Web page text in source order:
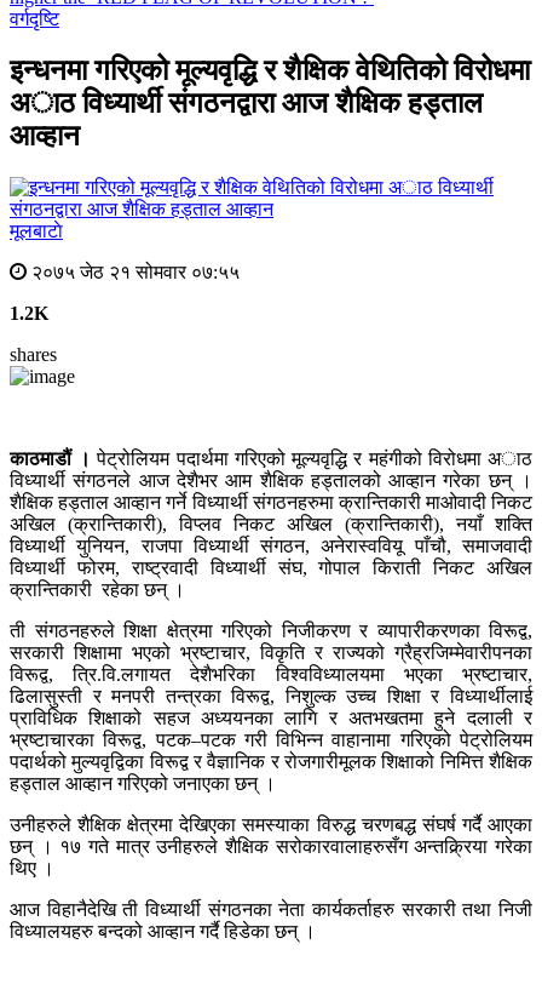
वर्गदृष्टि
इन्धनमा गरिएको मूल्यवृद्धि र शैक्षिक वेथितिको विरोधमा
अाठ विध्यार्थी संगठनद्वारा आज शैक्षिक हड्ताल
आव्हान
मूलबाटाे
२०७५ जेठ २१ सोमवार ०७:५५
1.2K
shares
काठमाडौं । पेट्रोलियम पदार्थमा गरिएको मूल्यवृद्धि र महंगीको विरोधमा अाठ
विध्यार्थी संगठनले आज देशैभर आम शैक्षिक हड्तालको आव्हान गरेका छन् ।
शैक्षिक हड्ताल आव्हान गर्ने विध्यार्थी संगठनहरुमा क्रान्तिकारी माओवादी निकट
अखिल (क्रान्तिकारी), विप्लव निकट अखिल (क्रान्तिकारी), नयाँ शक्ति
विध्यार्थी युनियन, राजपा विध्यार्थी संगठन, अनेरास्ववियू पाँचौ, समाजवादी
विध्यार्थी फोरम, राष्ट्रवादी विध्यार्थी संघ, गोपाल किराती निकट अखिल
क्रान्तिकारी रहेका छन् ।
ती संगठनहरुले शिक्षा क्षेत्रमा गरिएको निजीकरण र व्यापारीकरणका विरूद्व,
सरकारी शिक्षामा भएको भ्रष्टाचार, विकृति र राज्यको ग्रैह्रजिम्मेवारीपनका
विरूद्व, त्रि.वि.लगायत देशैभरिका विश्वविध्यालयमा भएका भ्रष्टाचार,
ढिलासुस्ती र मनपरी तन्त्रका विरूद्व, निशुल्क उच्च शिक्षा र विध्यार्थीलाई
प्राविधिक शिक्षाको सहज अध्ययनका लागि र अतभखतमा हुने दलाली र
भ्रष्टाचारका विरूद्व, पटक–पटक गरी विभिन्न वाहानामा गरिएको पेट्रोलियम
पदार्थको मुल्यवृद्विका विरूद्व र वैज्ञानिक र रोजगारीमूलक शिक्षाको निमित्त शैक्षिक
हड्ताल आव्हान गरिएको जनाएका छन् ।
उनीहरुले शैक्षिक क्षेत्रमा देखिएका समस्याका विरुद्ध चरणबद्ध संघर्ष गर्दै आएका
छन् । १७ गते मात्र उनीहरुले शैक्षिक सरोकारवालाहरुसँग अन्तक्र्रिया गरेका
थिए ।
आज विहानैदेखि ती विध्यार्थी संगठनका नेता कार्यकर्ताहरु सरकारी तथा निजी
विध्यालयहरु बन्दको आव्हान गर्दै हिडेका छन् ।